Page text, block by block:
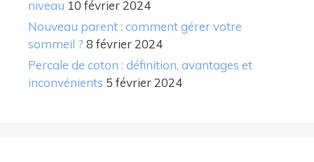
niveau 10 février 2024
Nouveau parent : comment gérer votre
sommeil ? 8 février 2024
Percale de coton : définition, avantages et
inconvénients 5 février 2024